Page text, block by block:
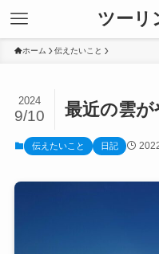
ツー
ホーム 伝えたいこと
最近の雲
2024
9/10
伝えたいこと 日記